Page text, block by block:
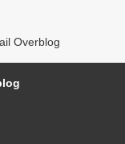
Overblog